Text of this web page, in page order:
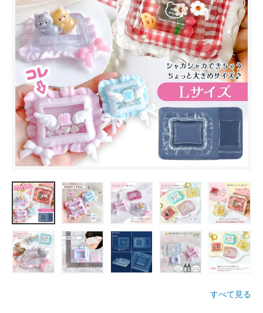
すべて見る